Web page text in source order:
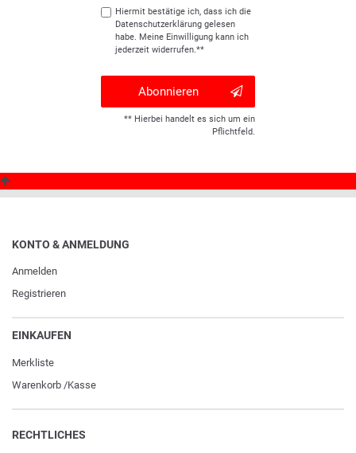
Hiermit bestätige ich, dass ich die
Daten­schutz­erklärunggelesen
habe. Meine Einwilligung kann ich
jederzeit widerrufen.**
Abonnieren
** Hierbei handelt es sich um ein
Pflichtfeld.
KONTO & ANMELDUNG
Anmelden
Registrieren
EINKAUFEN
Merkliste
Warenkorb /Kasse
RECHTLICHES